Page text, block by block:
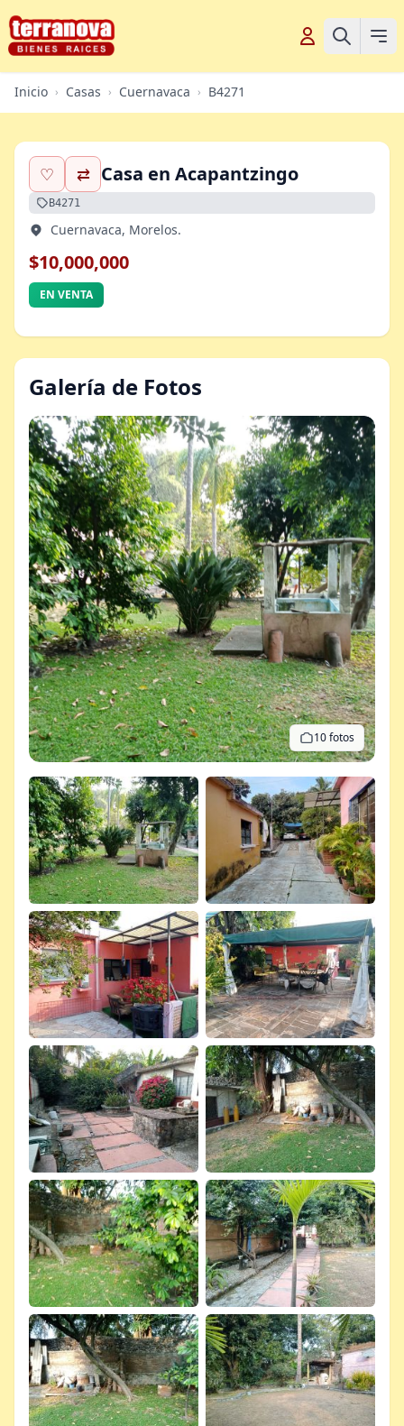
Inicio › Casas › Cuernavaca › B4271
♡ ⇄ Casa en Acapantzingo
B4271
Cuernavaca, Morelos.
$10,000,000
EN VENTA
Galería de Fotos
10 fotos